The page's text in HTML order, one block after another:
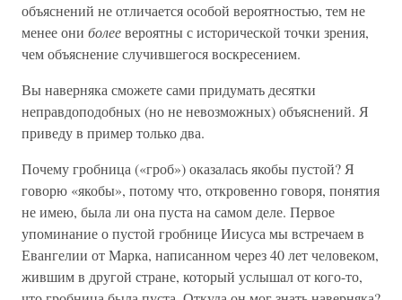
объяснений не отличается особой вероятностью, тем не
менее они болеевероятны с исторической точки зрения,
чем объяснение случившегося воскресением.
Вы наверняка сможете сами придумать десятки
неправдоподобных (но не невозможных) объяснений. Я
приведу в пример только два.
Почему гробница («гроб») оказалась якобы пустой? Я
говорю «якобы», потому что, откровенно говоря, понятия
не имею, была ли она пуста на самом деле. Первое
упоминание о пустой гробнице Иисуса мы встречаем в
Евангелии от Марка, написанном через 40 лет человеком,
жившим в другой стране, который услышал от кого-то,